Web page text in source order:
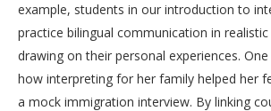
example, students in our introduction to
practice bilingual communication in
drawing on their personal experiences.
how interpreting for her family helped her
a mock immigration interview. By linking